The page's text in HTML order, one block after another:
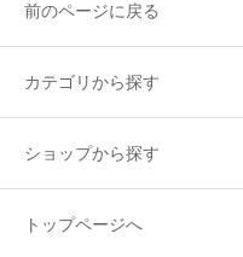
前のページに戻る
カテゴリから探す
ショップから探す
トップページへ